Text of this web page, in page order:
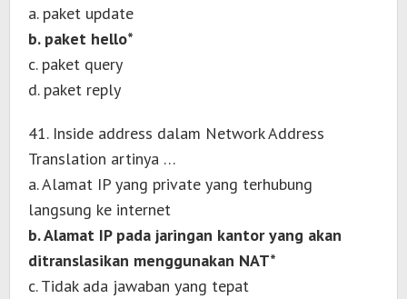
a. paket update
b. paket hello*
c. paket query
d. paket reply
41. Inside address dalam Network Address
Translation artinya …
a. Alamat IP yang private yang terhubung
langsung ke internet
b. Alamat IP pada jaringan kantor yang akan
ditranslasikan menggunakan NAT*
c. Tidak ada jawaban yang tepat